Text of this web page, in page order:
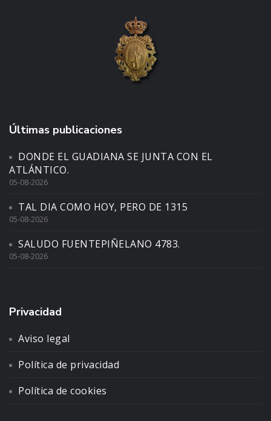
Últimas publicaciones
DONDE EL GUADIANA SE JUNTA CON EL
ATLÁNTICO.
05-08-2026
TAL DIA COMO HOY, PERO DE 1315
05-08-2026
SALUDO FUENTEPIÑELANO 4783.
05-08-2026
Privacidad
Aviso legal
Política de privacidad
Política de cookies